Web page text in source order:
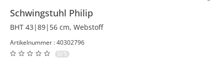
Schwingstuhl Philip
BHT 43|89|56 cm, Webstoff
Artikelnummer : 40302796
0/5